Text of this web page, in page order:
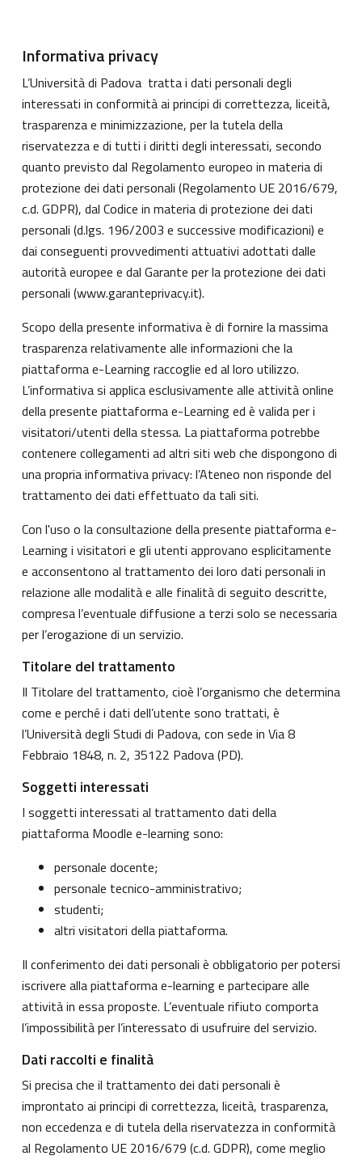
Informativa privacy
L’Università di Padova tratta i dati personali degli
interessati in conformità ai principi di correttezza, liceità,
trasparenza e minimizzazione, per la tutela della
riservatezza e di tutti i diritti degli interessati, secondo
quanto previsto dal Regolamento europeo in materia di
protezione dei dati personali (Regolamento UE 2016/679,
c.d. GDPR), dal Codice in materia di protezione dei dati
personali (d.lgs. 196/2003 e successive modificazioni) e
dai conseguenti provvedimenti attuativi adottati dalle
autorità europee e dal Garante per la protezione dei dati
personali (www.garanteprivacy.it).
Scopo della presente informativa è di fornire la massima
trasparenza relativamente alle informazioni che la
piattaforma e-Learning raccoglie ed al loro utilizzo.
L’informativa si applica esclusivamente alle attività online
della presente piattaforma e-Learning ed è valida per i
visitatori/utenti della stessa. La piattaforma potrebbe
contenere collegamenti ad altri siti web che dispongono di
una propria informativa privacy: l’Ateneo non risponde del
trattamento dei dati effettuato da tali siti.
Con l'uso o la consultazione della presente piattaforma e-
Learning i visitatori e gli utenti approvano esplicitamente
e acconsentono al trattamento dei loro dati personali in
relazione alle modalità e alle finalità di seguito descritte,
compresa l’eventuale diffusione a terzi solo se necessaria
per l’erogazione di un servizio.
Titolare del trattamento
Il Titolare del trattamento, cioè l’organismo che determina
come e perché i dati dell’utente sono trattati, è
l’Università degli Studi di Padova, con sede in Via 8
Febbraio 1848, n. 2, 35122 Padova (PD).
Soggetti interessati
I soggetti interessati al trattamento dati della
piattaforma Moodle e-learning sono:
personale docente;
personale tecnico-amministrativo;
studenti;
altri visitatori della piattaforma.
Il conferimento dei dati personali è obbligatorio per potersi
iscrivere alla piattaforma e-learning e partecipare alle
attività in essa proposte. L’eventuale rifiuto comporta
l’impossibilità per l’interessato di usufruire del servizio.
Dati raccolti e finalità
Si precisa che il trattamento dei dati personali è
improntato ai principi di correttezza, liceità, trasparenza,
non eccedenza e di tutela della riservatezza in conformità
al Regolamento UE 2016/679 (c.d. GDPR), come meglio